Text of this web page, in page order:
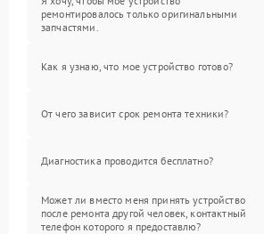
ремонтировалось только оригинальными
запчастями.
Как я узнаю, что мое устройство готово?
От чего зависит срок ремонта техники?
Диагностика проводится бесплатно?
Может ли вместо меня принять устройство
после ремонта другой человек, контактный
телефон которого я предоставлю?